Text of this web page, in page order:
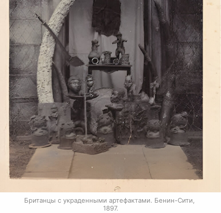
Британцы с украденными артефактами. Бенин-Сити,
1897.